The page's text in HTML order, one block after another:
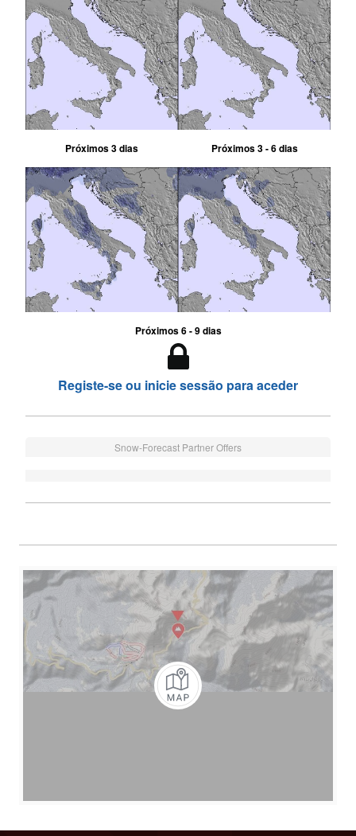
Próximos 3 dias Próximos 3 - 6 dias
Próximos 6 - 9 dias
Registe-se ou inicie sessão para aceder
Snow-Forecast Partner Offers